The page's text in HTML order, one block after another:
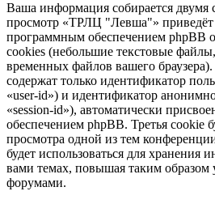
Ваша информация собирается двумя
просмотр «ТРЛЦ "Левша"» приведёт
программным обеспечением phpBB
cookies (небольшие текстовые
временных файлов вашего
содержат только идентификатор
«user-id») и идентификатор
«session-id»), автоматически
обеспечением phpBB. Третья cookie
просмотра одной из тем
будет использоваться для
вами темах, повышая таким образом
форумами.